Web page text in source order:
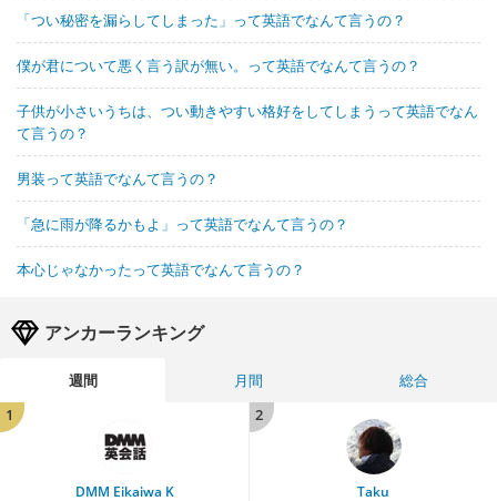
「つい秘密を漏らしてしまった」って英語でなんて言うの？
僕が君について悪く言う訳が無い。って英語でなんて言うの？
子供が小さいうちは、つい動きやすい格好をしてしまうって英語でなん
て言うの？
男装って英語でなんて言うの？
「急に雨が降るかもよ」って英語でなんて言うの？
本心じゃなかったって英語でなんて言うの？
アンカーランキング
週間 月間
総合
1
DMM Eikaiwa K
2
Taku